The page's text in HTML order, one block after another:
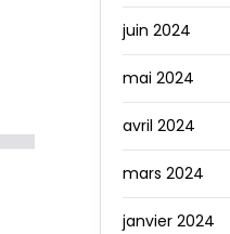
juin 2024
mai 2024
avril 2024
mars 2024
janvier 2024